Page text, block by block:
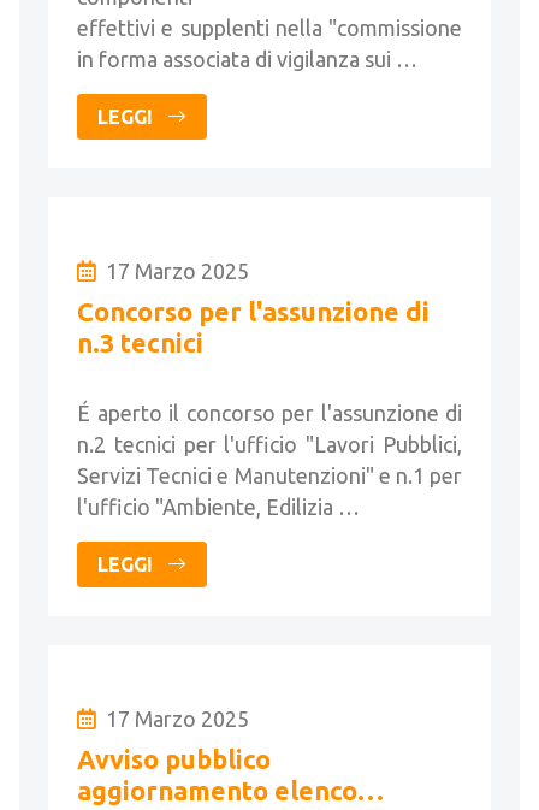
effettivi e supplenti nella "commissione
in forma associata di vigilanza sui …
LEGGI
17 Marzo 2025
Concorso per l'assunzione di
n.3 tecnici
É aperto il concorso per l'assunzione di
n.2 tecnici per l'ufficio "Lavori Pubblici,
Servizi Tecnici e Manutenzioni" e n.1 per
l'ufficio "Ambiente, Edilizia …
LEGGI
17 Marzo 2025
Avviso pubblico
aggiornamento elenco